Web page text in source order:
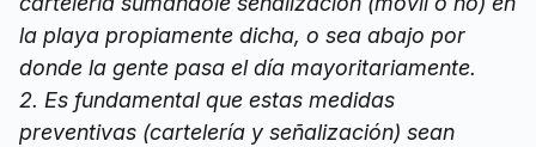
la playa propiamente dicha, o sea abajo por
donde la gente pasa el día mayoritariamente.
2. Es fundamental que estas medidas
preventivas (cartelería y señalización) sean